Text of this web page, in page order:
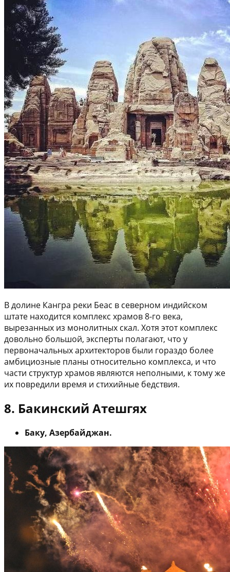
В долине Кангра реки Беас в северном индийском
штате находится комплекс храмов 8-го века,
вырезанных из монолитных скал. Хотя этот комплекс
довольно большой, эксперты полагают, что у
первоначальных архитекторов были гораздо более
амбициозные планы относительно комплекса, и что
части структур храмов являются неполными, к тому же
их повредили время и стихийные бедствия.
8. Бакинский Атешгях
Баку, Азербайджан.